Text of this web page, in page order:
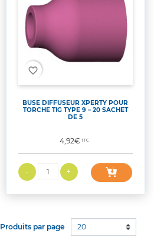
favorite_border
BUSE DIFFUSEUR XPERTY POUR
TORCHE TIG TYPE 9 – 20 SACHET
DE 5
Prix
4,92€TTC
Produits par page 20